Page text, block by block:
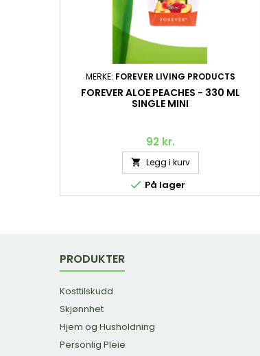
MERKE: FOREVER LIVING PRODUCTS
FOREVER ALOE PEACHES - 330 ML
SINGLE MINI
92 kr.
 Legg i kurv
 På lager
PRODUKTER
Kosttilskudd
Skjønnhet
Hjem og Husholdning
Personlig Pleie